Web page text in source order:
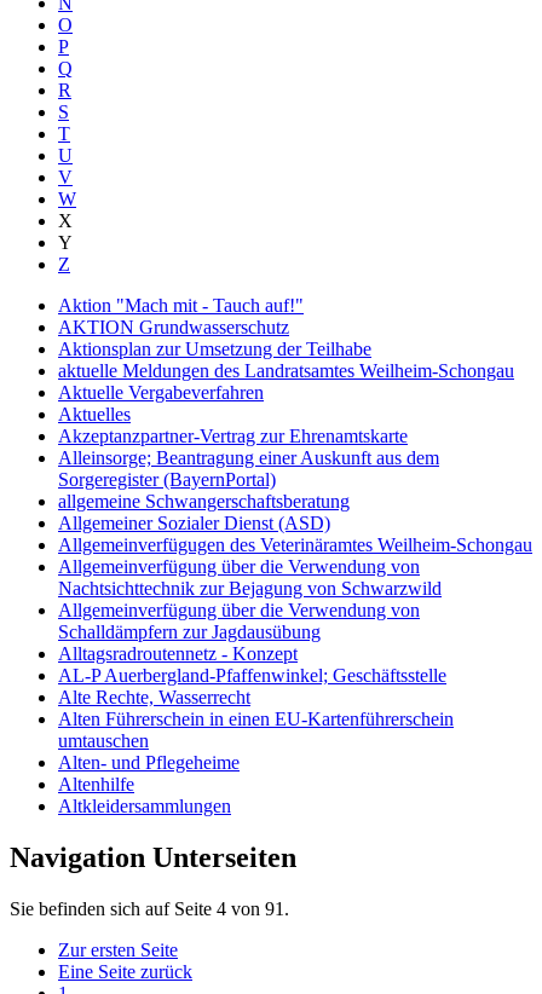
O
P
Q
R
S
T
U
V
W
X
Y
Z
Aktion "Mach mit - Tauch auf!"
AKTION Grundwasserschutz
Aktionsplan zur Umsetzung der Teilhabe
aktuelle Meldungen des Landratsamtes Weilheim-Schongau
Aktuelle Vergabeverfahren
Aktuelles
Akzeptanzpartner-Vertrag zur Ehrenamtskarte
Alleinsorge; Beantragung einer Auskunft aus dem
Sorgeregister (BayernPortal)
allgemeine Schwangerschaftsberatung
Allgemeiner Sozialer Dienst (ASD)
Allgemeinverfügugen des Veterinäramtes Weilheim-Schongau
Allgemeinverfügung über die Verwendung von
Nachtsichttechnik zur Bejagung von Schwarzwild
Allgemeinverfügung über die Verwendung von
Schalldämpfern zur Jagdausübung
Alltagsradroutennetz - Konzept
AL-P Auerbergland-Pfaffenwinkel; Geschäftsstelle
Alte Rechte, Wasserrecht
Alten Führerschein in einen EU-Kartenführerschein
umtauschen
Alten- und Pflegeheime
Altenhilfe
Altkleidersammlungen
Navigation Unterseiten
Sie befinden sich auf Seite 4 von 91.
Zur ersten Seite
Eine Seite zurück